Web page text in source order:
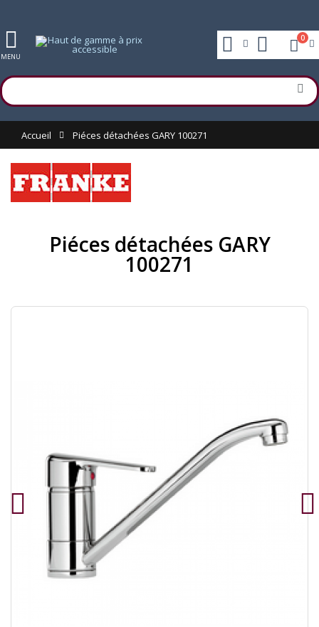
MENU
0
Accueil Piéces détachées GARY 100271
Piéces détachées GARY
100271